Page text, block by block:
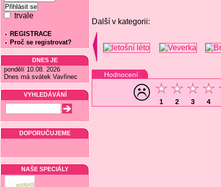
trvale
REGISTRACE
Proč se registrovat?
DNES JE
pondělí 10.08. 2026
Dnes má svátek Vavřinec
VYHLEDÁVÁNÍ
DOPORUČUJEME
NAŠE SPECIÁLY
Další v kategorii:
Hodnocení
1 2 3 4